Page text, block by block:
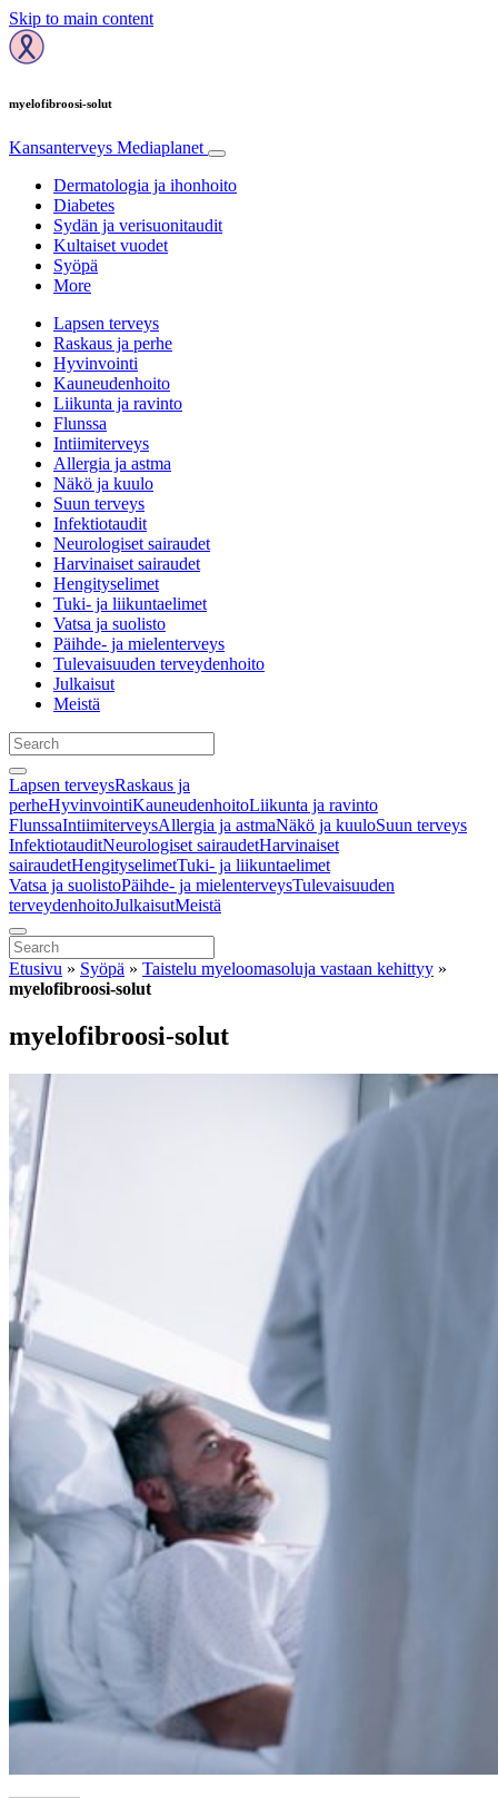
Skip to main content
myelofibroosi-solut
Kansanterveys Mediaplanet
Dermatologia ja ihonhoito
Diabetes
Sydän ja verisuonitaudit
Kultaiset vuodet
Syöpä
More
Lapsen terveys
Raskaus ja perhe
Hyvinvointi
Kauneudenhoito
Liikunta ja ravinto
Flunssa
Intiimiterveys
Allergia ja astma
Näkö ja kuulo
Suun terveys
Infektiotaudit
Neurologiset sairaudet
Harvinaiset sairaudet
Hengityselimet
Tuki- ja liikuntaelimet
Vatsa ja suolisto
Päihde- ja mielenterveys
Tulevaisuuden terveydenhoito
Julkaisut
Meistä
Lapsen terveysRaskaus ja
perheHyvinvointiKauneudenhoitoLiikunta ja ravinto
FlunssaIntiimiterveysAllergia ja astmaNäkö ja kuuloSuun terveys
InfektiotauditNeurologiset sairaudetHarvinaiset
sairaudetHengityselimetTuki- ja liikuntaelimet
Vatsa ja suolistoPäihde- ja mielenterveysTulevaisuuden
terveydenhoitoJulkaisutMeistä
Etusivu » Syöpä » Taistelu myeloomasoluja vastaan kehittyy »
myelofibroosi-solut
myelofibroosi-solut